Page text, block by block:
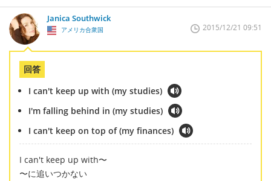
Janica Southwick
アメリカ合衆国 2015/12/21 09:51
回答
I can't keep up with (my studies)
I'm falling behind in (my studies)
I can't keep on top of (my finances)
I can't keep up with〜
〜に追いつかない